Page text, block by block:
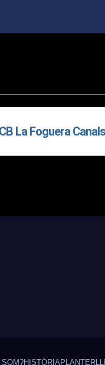
CB La Foguera Canals
SOM?HISTÒRIAPLANTER